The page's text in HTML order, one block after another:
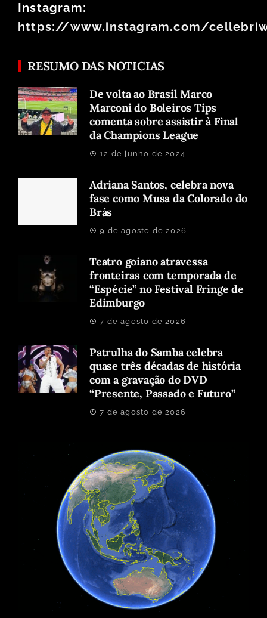
Instagram:
https://www.instagram.com/
RESUMO DAS NOTICIAS
De volta ao Brasil Marco
Marconi do Boleiros Tips
comenta sobre assistir à Final
da Champions League
12 de junho de 2024
Adriana Santos, celebra nova
fase como Musa da Colorado do
Brás
9 de agosto de 2026
Teatro goiano atravessa
fronteiras com temporada de
“Espécie” no Festival Fringe de
Edimburgo
7 de agosto de 2026
Patrulha do Samba celebra
quase três décadas de história
com a gravação do DVD
“Presente, Passado e Futuro”
7 de agosto de 2026